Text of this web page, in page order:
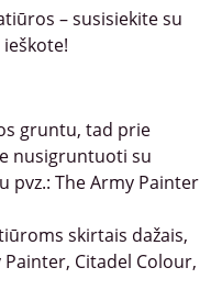
– susisiekite su
gruntu, tad prie
nusigruntuoti su
The Army Painter
skirtais dažais,
Citadel Colour,